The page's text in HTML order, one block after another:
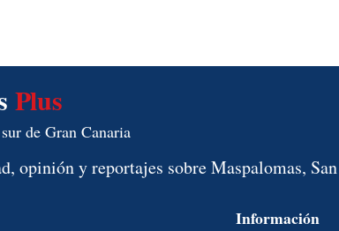
Plus
de Gran Canaria
opinión y reportajes sobre Maspalomas,
Información